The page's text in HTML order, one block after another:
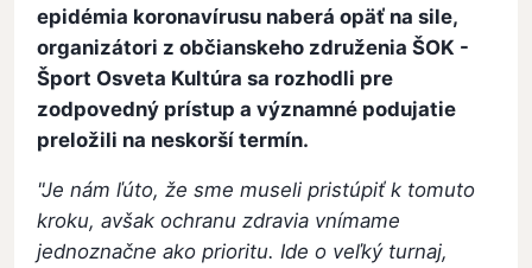
epidémia koronavírusu naberá opäť na sile,
organizátori z občianskeho združenia ŠOK -
Šport Osveta Kultúra sa rozhodli pre
zodpovedný prístup a významné podujatie
preložili na neskorší termín.
"Je nám ľúto, že sme museli pristúpiť k tomuto
kroku, avšak ochranu zdravia vnímame
jednoznačne ako prioritu. Ide o veľký turnaj,